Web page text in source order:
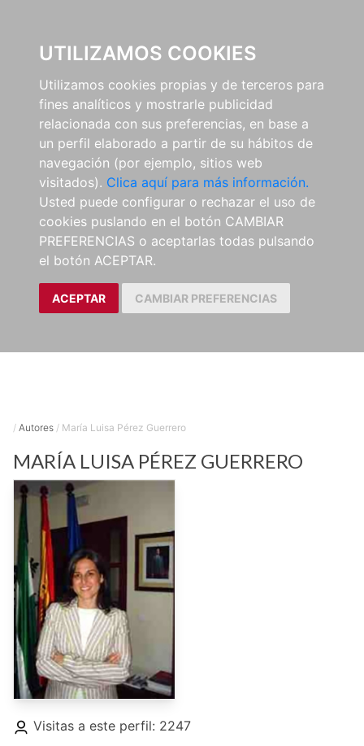
UTILIZAMOS COOKIES
Utilizamos cookies propias y de terceros para
fines analíticos y mostrarle publicidad
relacionada con sus preferencias, en base a
un perfil elaborado a partir de su hábitos de
navegación (por ejemplo, sitios web
visitados). Clica aquí para más información.
Usted puede configurar o rechazar el uso de
cookies puslando en el botón CAMBIAR
PREFERENCIAS o aceptarlas todas pulsando
el botón ACEPTAR.
ACEPTAR CAMBIAR PREFERENCIAS
/ Autores / María Luisa Pérez Guerrero
MARÍA LUISA PÉREZ GUERRERO
Visitas a este perfil: 2247